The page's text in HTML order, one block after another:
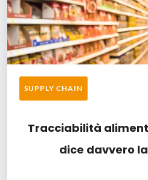
SUPPLY CHAIN
Tracciabilità
dice davvero